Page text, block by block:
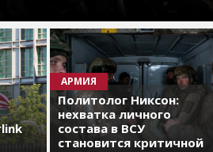
АРМИЯ
Политолог Никсон:
нехватка личного
состава в ВСУ
становится критичной